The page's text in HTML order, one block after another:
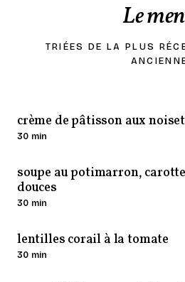
Le
TRIÉES DE LA PLUS
crème de pâtisson aux
30 min
soupe au potimarron,
douces
30 min
lentilles corail à la tomate
30 min